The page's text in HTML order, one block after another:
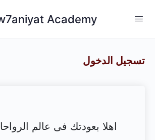
Academy
تسجيل الدخول
اهلا بعودتك فى عالم